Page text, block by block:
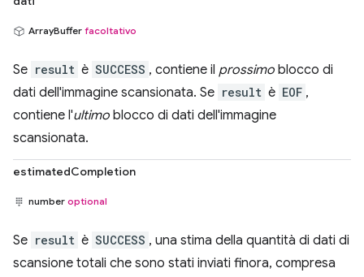
ArrayBuffer facoltativo
Se result è SUCCESS , contiene il prossimo blocco di
dati dell'immagine scansionata. Se result è EOF ,
contiene l'ultimo blocco di dati dell'immagine
scansionata.
estimatedCompletion
number optional
Se result è SUCCESS , una stima della quantità di dati di
scansione totali che sono stati inviati finora, compresa